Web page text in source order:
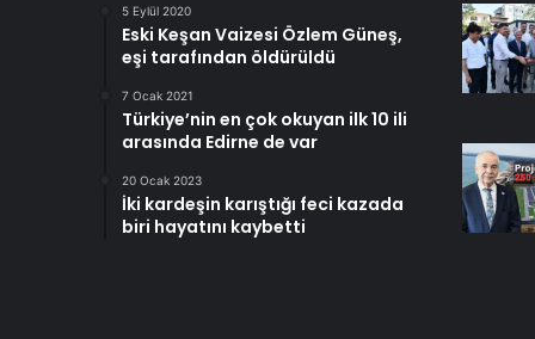
5 Eylül 2020
Eski Keşan Vaizesi Özlem Güneş,
eşi tarafından öldürüldü
7 Ocak 2021
Türkiye’nin en çok okuyan ilk 10 ili
arasında Edirne de var
20 Ocak 2023
İki kardeşin karıştığı feci kazada
biri hayatını kaybetti